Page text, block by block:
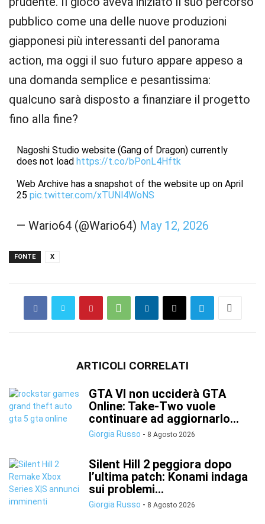
pubblico come una delle nuove produzioni
giapponesi più interessanti del panorama
action, ma oggi il suo futuro appare appeso a
una domanda semplice e pesantissima:
qualcuno sarà disposto a finanziare il progetto
fino alla fine?
Nagoshi Studio website (Gang of Dragon) currently
does not load https://t.co/bPonL4Hftk
Web Archive has a snapshot of the website up on April
25 pic.twitter.com/xTUNl4WoNS
— Wario64 (@Wario64) May 12, 2026
FONTE X
ARTICOLI CORRELATI
GTA VI non ucciderà GTA
Online: Take-Two vuole
continuare ad aggiornarlo...
Giorgia Russo - 8 Agosto 2026
Silent Hill 2 peggiora dopo
l’ultima patch: Konami indaga
sui problemi...
Giorgia Russo - 8 Agosto 2026